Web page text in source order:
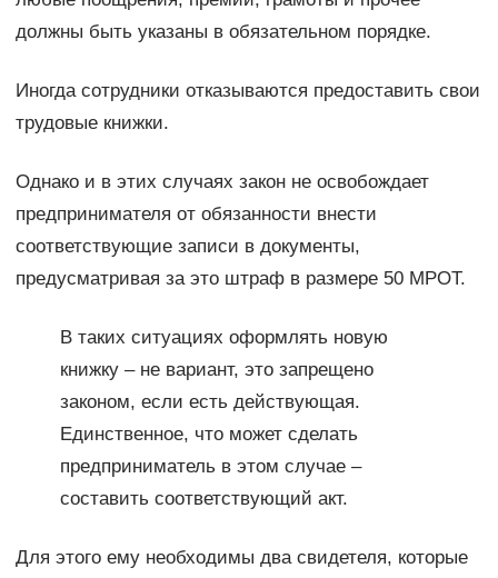
должны быть указаны в обязательном порядке.
Иногда сотрудники отказываются предоставить свои
трудовые книжки.
Однако и в этих случаях закон не освобождает
предпринимателя от обязанности внести
соответствующие записи в документы,
предусматривая за это штраф в размере 50 МРОТ.
В таких ситуациях оформлять новую
книжку – не вариант, это запрещено
законом, если есть действующая.
Единственное, что может сделать
предприниматель в этом случае –
составить соответствующий акт.
Для этого ему необходимы два свидетеля, которые